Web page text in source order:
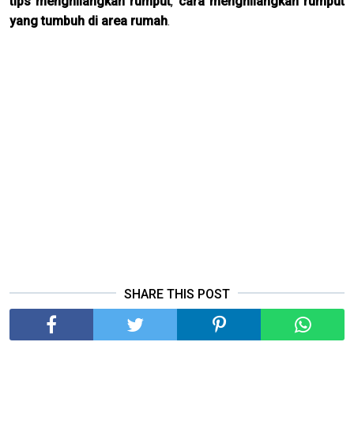
yang tumbuh di area rumah.
SHARE THIS POST